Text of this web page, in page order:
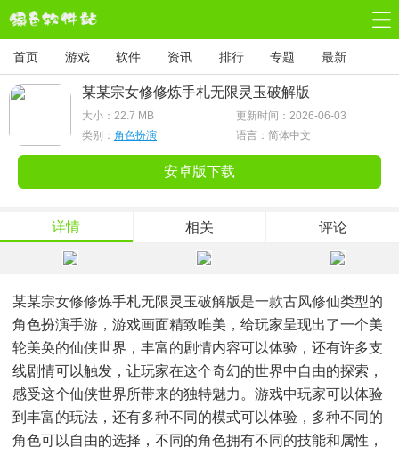
首页 游戏 软件 资讯 排行 专题 最新
某某宗女修修炼手札无限灵玉破解版
大小： 22.7 MB
更新时间：2026-06-03
类别： 角色扮演 语言：简体中文
安卓版下载
详情 相关 评论
某某宗女修修炼手札无限灵玉破解版是一款古风修仙类型的
角色扮演手游，游戏画面精致唯美，给玩家呈现出了一个美
轮美奂的仙侠世界，丰富的剧情内容可以体验，还有许多支
线剧情可以触发，让玩家在这个奇幻的世界中自由的探索，
感受这个仙侠世界所带来的独特魅力。游戏中玩家可以体验
到丰富的玩法，还有多种不同的模式可以体验，多种不同的
角色可以自由的选择，不同的角色拥有不同的技能和属性，